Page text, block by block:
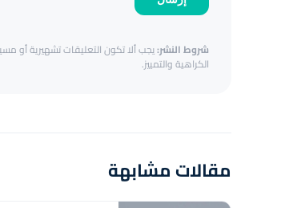
شروط النشر:يجب ألا تكون التعليقات تشهيرية أو
الكراهية والتمييز.
مقالات مشابهة